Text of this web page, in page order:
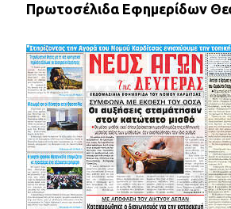
Πρωτοσέλιδα Εφημερίδων